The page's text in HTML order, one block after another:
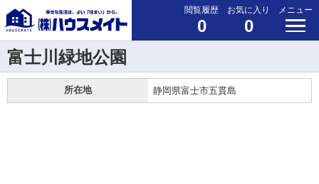
閲覧履歴
0
お気に入り
0
メニュー
富士川緑地公園
所在地 静岡県富士市五貫島